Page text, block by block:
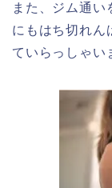
また、ジム通い
にもはち切れん
ていらっしゃい